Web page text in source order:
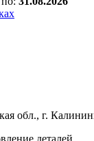
обл., г.